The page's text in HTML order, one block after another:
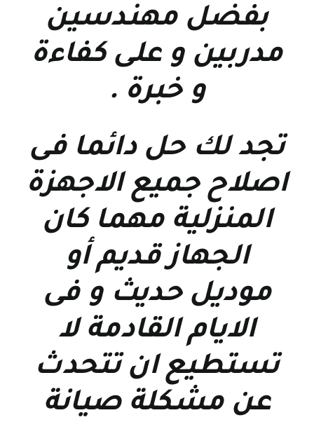
بفضل مهندسين
مدربين و على كفاءة
و خبرة .
تجد لك حل دائما فى
اصلاح جميع الاجهزة
المنزلية مهما كان
الجهاز قديم أو
موديل حديث و فى
الايام القادمة لا
تستطيع ان تتحدث
عن مشكلة صيانة